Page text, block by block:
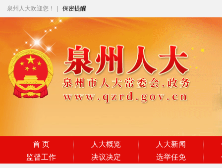
泉州人大欢迎您！ 保密提醒
首 页 人大概览 人大新闻
监督工作
决议决定 选举任免